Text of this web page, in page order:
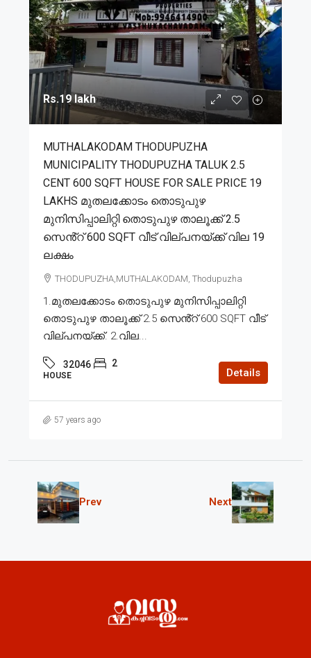
Rs.19 lakh
MUTHALAKODAM THODUPUZHA
MUNICIPALITY THODUPUZHA TALUK 2.5
CENT 600 SQFT HOUSE FOR SALE PRICE 19
LAKHS മുതലക്കോടം തൊടുപുഴ
മുനിസിപ്പാലിറ്റി തൊടുപുഴ താലൂക്ക് 2.5
സെൻ്റ് 600 SQFT വീട് വില്പനയ്ക്ക് വില 19
ലക്ഷം
THODUPUZHA,MUTHALAKODAM, Thodupuzha
1.മുതലക്കോടം തൊടുപുഴ മുനിസിപ്പാലിറ്റി
തൊടുപുഴ താലൂക്ക് 2.5 സെൻ്റ് 600 SQFT വീട്
വില്പനയ്ക്ക്. 2.വില...
32046 2
HOUSE Details
57 years ago
Prev Next